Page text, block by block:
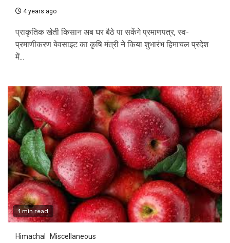
4 years ago
प्राकृतिक खेती किसान अब घर बैठे पा सकेंगे प्रमाणपत्र, स्व-
प्रमाणीकरण बेवसाइट का कृषि मंत्री ने किया शुभारंभ हिमाचल प्रदेश
में...
1 min read
Himachal Miscellaneous